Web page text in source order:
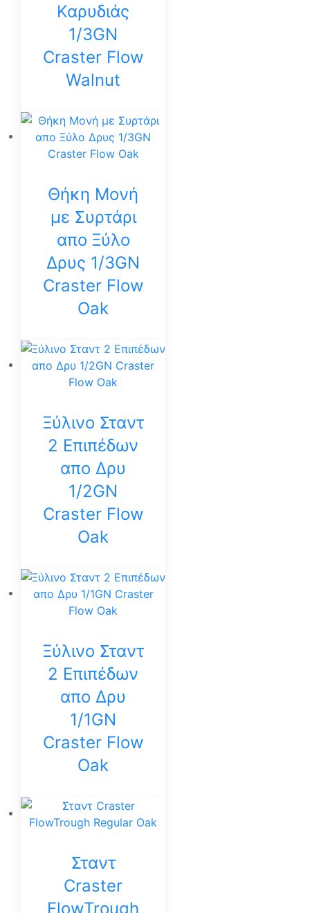
Καρυδιάς
1/3GN
Craster Flow
Walnut
Θήκη Μονή
με Συρτάρι
απο Ξύλο
Δρυς 1/3GN
Craster Flow
Oak
Ξύλινο Σταντ
2 Επιπέδων
απο Δρυ
1/2GN
Craster Flow
Oak
Ξύλινο Σταντ
2 Επιπέδων
απο Δρυ
1/1GN
Craster Flow
Oak
Σταντ
Craster
FlowTrough